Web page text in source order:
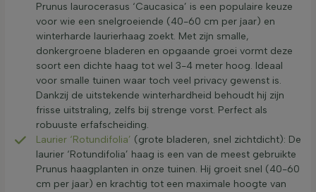
Prunus laurocerasus ‘Caucasica’ is een populaire keuze
voor wie een snelgroeiende (40-60 cm per jaar) en
winterharde laurierhaag zoekt. Met zijn smalle,
donkergroene bladeren en opgaande groei vormt deze
soort een dichte haag tot wel 3-4 meter hoog. Ideaal
voor smalle tuinen waar toch veel privacy gewenst is.
Dankzij de uitstekende winterhardheid behoudt hij zijn
frisse uitstraling, zelfs bij strenge vorst. Perfect als
robuuste erfafscheiding.
Laurier ‘Rotundifolia’ (grote bladeren, snel zichtdicht): De
laurier ‘Rotundifolia’ haag is een van de meest gebruikte
Prunus haagplanten in onze tuinen. Hij groeit snel (40-60
cm per jaar) en krachtig tot een maximale hoogte van